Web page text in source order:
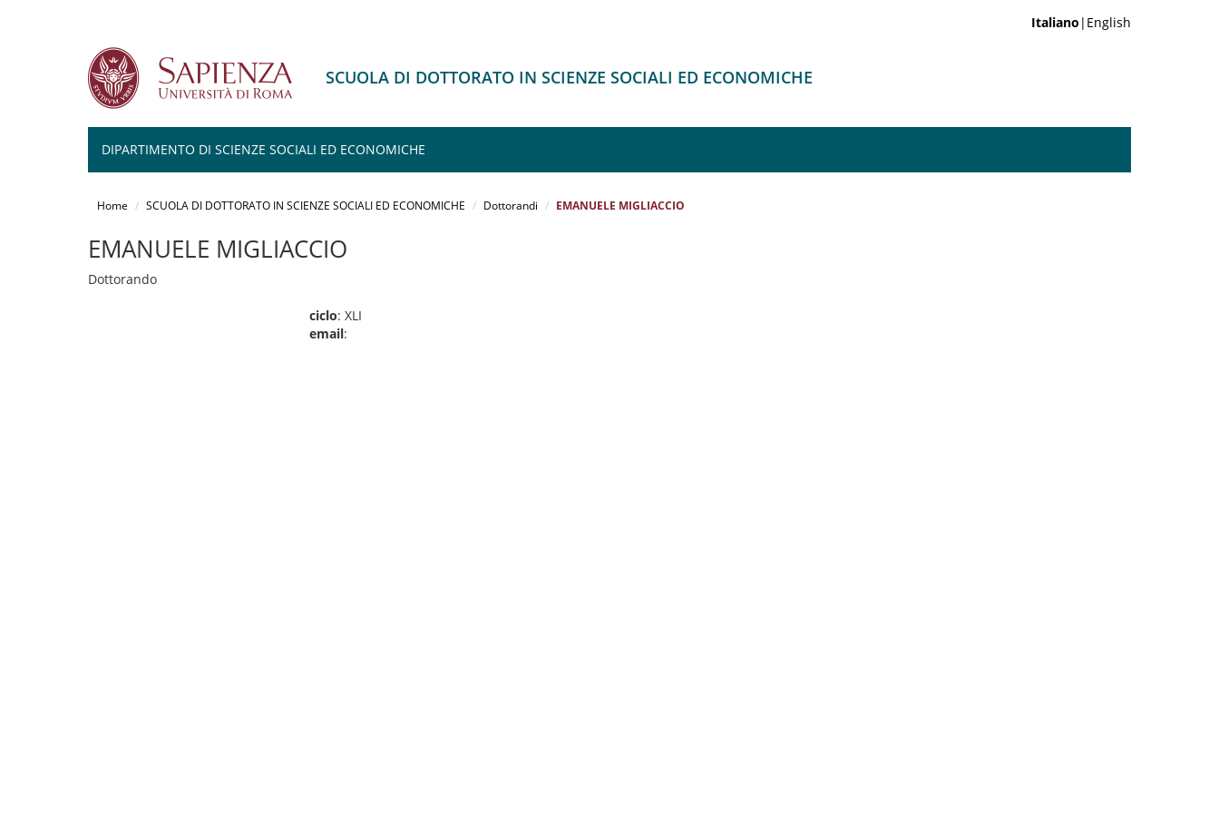
Italiano |English
SCUOLA DI DOTTORATO IN SCIENZE SOCIALI ED ECONOMICHE
DIPARTIMENTO DI SCIENZE SOCIALI ED ECONOMICHE
Home SCUOLA DI DOTTORATO IN SCIENZE SOCIALI ED ECONOMICHE Dottorandi EMANUELE MIGLIACCIO
EMANUELE MIGLIACCIO
Dottorando
ciclo: XLI
email: